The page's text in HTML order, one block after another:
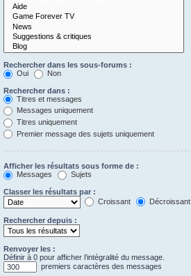
Rechercher dans les sous-forums :
Oui
Non
Rechercher dans :
Titres et messages
Messages uniquement
Titres uniquement
Premier message des sujets uniquement
Afficher les résultats sous forme de :
Messages
Sujets
Classer les résultats par :
Croissant
Décroissant
Rechercher depuis :
Renvoyer les :
Définir à 0 pour afficher l’intégralité du message.
premiers caractères des messages